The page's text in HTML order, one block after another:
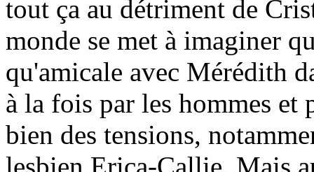
tout ça au détriment de
monde se met à imaginer
qu'amicale avec Mérédith
à la fois par les hommes et
bien des tensions,